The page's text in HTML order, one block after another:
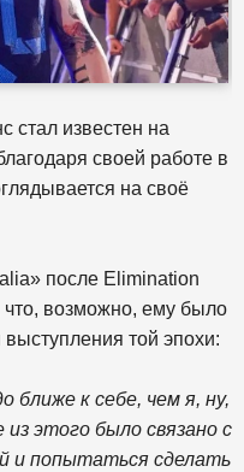
стал известен на
своей работе в
на своё
после Elimination
что, возможно, ему было
той эпохи:
ближе к себе, чем я, ну,
этого было связано с
и попытаться сделать